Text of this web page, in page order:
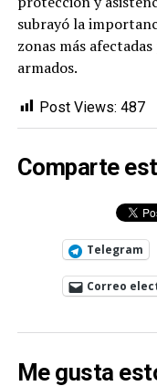
subrayó la
zonas más
armados.
Post Views: 487
Comparte
Telegram
Correo
Me gusta